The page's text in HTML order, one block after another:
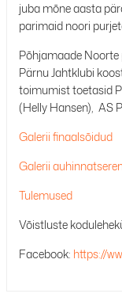
juba mõne aasta
parimaid noori
Põhjamaade
Pärnu Jahtklubi
toimumist toetasid
(Helly Hansen), AS
Galerii finaalsõidud
Galerii
Tulemused
Võistluste
Facebook: https://